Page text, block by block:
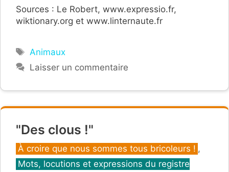
Sources : Le Robert, www.expressio.fr,
wiktionary.org et www.linternaute.fr
Étiquettes
Animaux
Laisser un commentaire
"Des clous !"
Catégories
À croire que nous sommes tous bricoleurs ! ,
Mots, locutions et expressions du registre